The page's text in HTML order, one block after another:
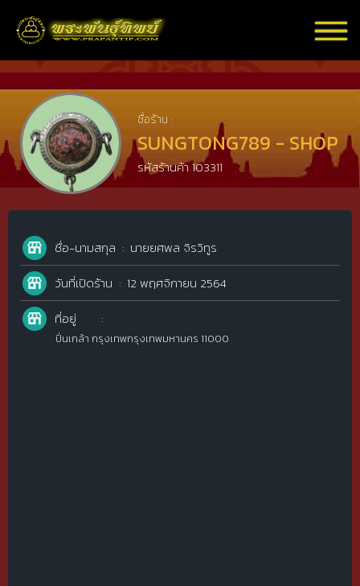
ชื่อร้าน :
SUNGTONG789 - SHOP
รหัสร้านค้า 103311
ชื่อ-นามสกุล
นายยศพล จิรวิทูร
วันที่เปิดร้าน
12 พฤศจิกายน 2564
ที่อยู่
ปิ่นเกล้า กรุงเทพกรุงเทพมหานคร 11000